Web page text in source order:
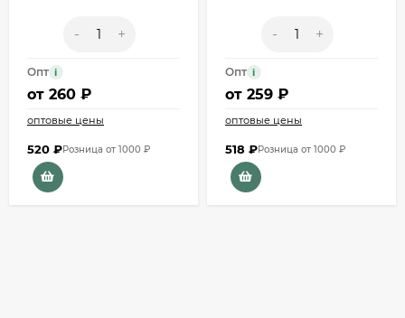
- +
Опт i
от 260 ₽
оптовые цены
520 ₽Розница от 1000 ₽
- +
Опт i
от 259 ₽
оптовые цены
518 ₽Розница от 1000 ₽